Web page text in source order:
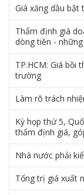
Giá xăng dầu bật
Thẩm định giá
dòng tiền -
TP.HCM: Giá bồi
trường
Làm rõ trách
Kỳ họp thứ 5,
thẩm định giá,
Nhà nước phải
Tổng trị giá xuất